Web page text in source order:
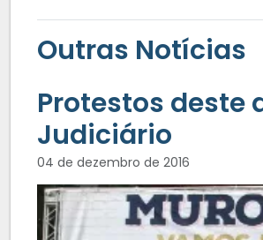
Outras Notícias
Protestos deste
Judiciário
04 de dezembro de 2016